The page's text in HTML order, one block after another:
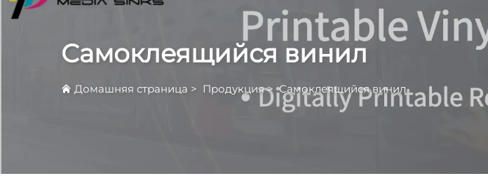
Самоклеящийся винил
Домашняя страница > Продукция>Самоклеящийся винил